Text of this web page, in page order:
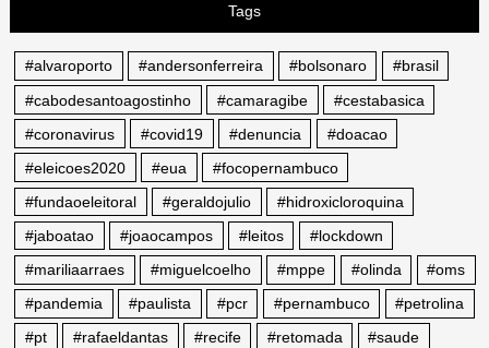
Tags
#alvaroporto #andersonferreira #bolsonaro
#brasil
#cabodesantoagostinho
#camaragibe
#cestabasica
#coronavirus
#covid19 #denuncia
#doacao
#eleicoes2020
#eua
#focopernambuco
#fundaoeleitoral
#geraldojulio
#hidroxicloroquina
#jaboatao
#joaocampos #leitos
#lockdown
#mariliaarraes
#miguelcoelho #mppe #olinda
#oms
#pandemia
#paulista #pcr #pernambuco
#petrolina
#pt
#rafaeldantas #recife #retomada #saude